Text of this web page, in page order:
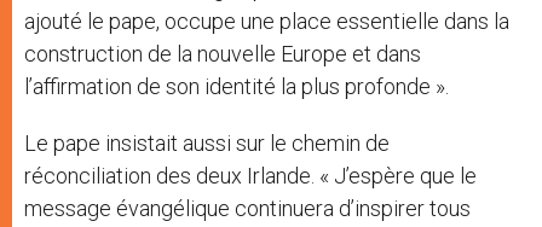
ajouté le pape, occupe une place essentielle dans la
construction de la nouvelle Europe et dans
l’affirmation de son identité la plus profonde ».
Le pape insistait aussi sur le chemin de
réconciliation des deux Irlande. « J’espère que le
message évangélique continuera d’inspirer tous